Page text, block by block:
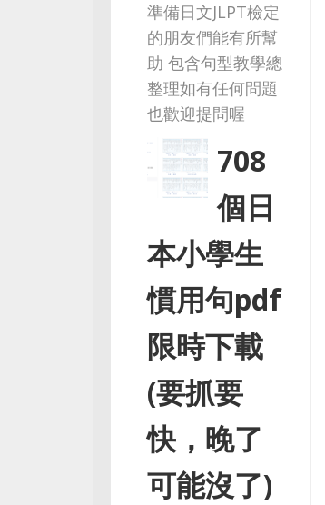
準備日文JLPT檢定
的朋友們能有所幫
助 包含句型教學總
整理如有任何問題
也歡迎提問喔
708
個日
本小學生
慣用句pdf
限時下載
(要抓要
快，晚了
可能沒了)